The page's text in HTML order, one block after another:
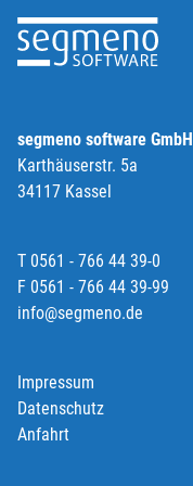
segmeno software GmbH
Karthäuserstr. 5a
34117 Kassel
T 0561 - 766 44 39-0
F 0561 - 766 44 39-99
info@segmeno.de
Impressum
Datenschutz
Anfahrt